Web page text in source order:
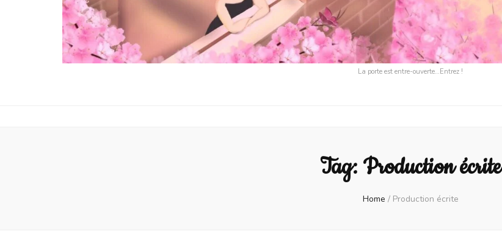
La porte est entre-ouverte…Entrez !
Tag: Production écrite
Home / Production écrite